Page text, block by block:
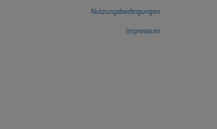
Nutzungsbedingungen
Impressum